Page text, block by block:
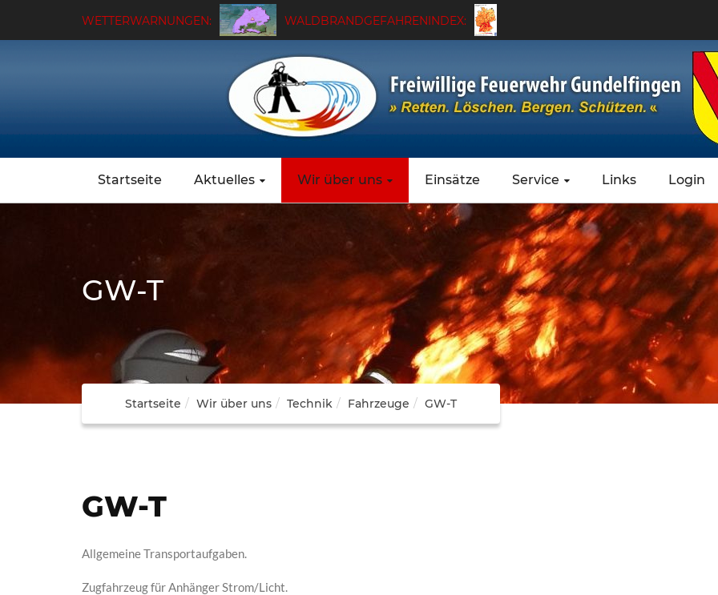
WETTERWARNUNGEN: WALDBRANDGEFAHRENINDEX:
Startseite Aktuelles Wir über uns Einsätze Service Links Login
GW-T
Startseite Wir über uns Technik Fahrzeuge GW-T
GW-T
Allgemeine Transportaufgaben.
Zugfahrzeug für Anhänger Strom/Licht.